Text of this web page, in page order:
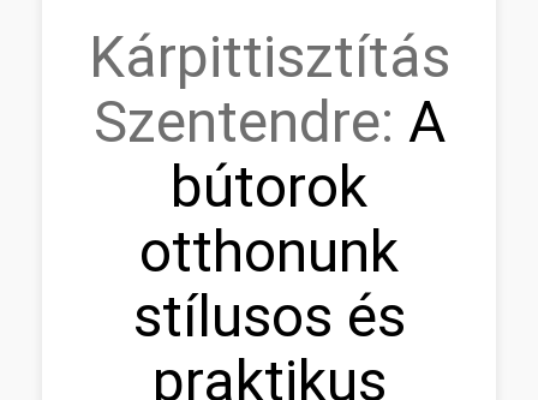
Kárpittisztítás
Szentendre: A
bútorok
otthonunk
stílusos és
praktikus